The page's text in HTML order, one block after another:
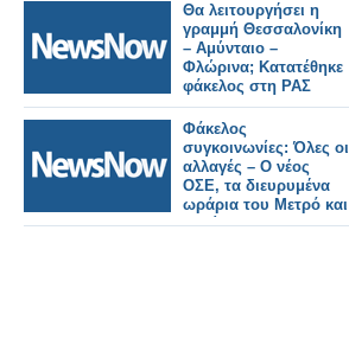
Θα λειτουργήσει η
γραμμή Θεσσαλονίκη
– Αμύνταιο –
Φλώρινα; Κατατέθηκε
φάκελος στη ΡΑΣ
Φάκελος
συγκοινωνίες: Όλες οι
αλλαγές – Ο νέος
ΟΣΕ, τα διευρυμένα
ωράρια του Μετρό και
η ενίσχυση του